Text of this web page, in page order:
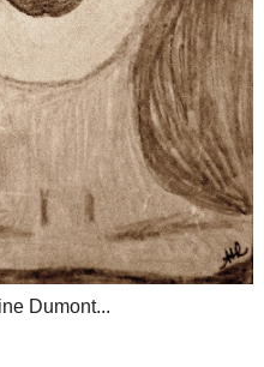
Dumont...